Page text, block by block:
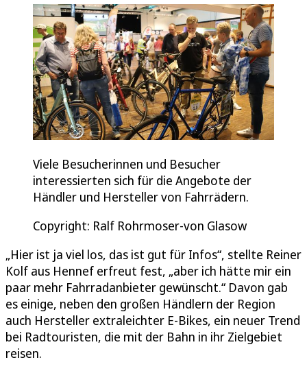
Viele Besucherinnen und Besucher
interessierten sich für die Angebote der
Händler und Hersteller von Fahrrädern.
Copyright: Ralf Rohrmoser-von Glasow
„Hier ist ja viel los, das ist gut für Infos“, stellte Reiner
Kolf aus Hennef erfreut fest, „aber ich hätte mir ein
paar mehr Fahrradanbieter gewünscht.“ Davon gab
es einige, neben den großen Händlern der Region
auch Hersteller extraleichter E-Bikes, ein neuer Trend
bei Radtouristen, die mit der Bahn in ihr Zielgebiet
reisen.